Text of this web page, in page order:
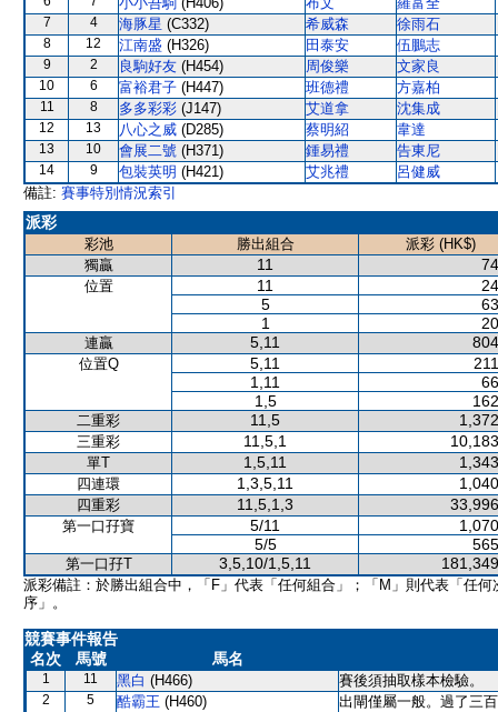
7 4 海豚星 (C332) 希威森 徐雨石
8 12 江南盛 (H326) 田泰安 伍鵬志
9 2 良駒好友 (H454) 周俊樂 文家良
10 6 富裕君子 (H447) 班德禮 方嘉柏
11 8 多多彩彩 (J147) 艾道拿 沈集成
12 13 八心之威 (D285) 蔡明紹 韋達
13 10 會展二號 (H371) 鍾易禮 告東尼
14 9 包裝英明 (H421) 艾兆禮
呂健威
備註: 賽事特別情況索引
派彩
彩池 勝出組合
派彩 (HK$)
獨贏
11
位置 11
5
1
連贏 5,11
位置Q 5,11
1,11
1,5
二重彩 11,5
三重彩 11,5,1
單T 1,5,11
四連環 1,3,5,11
四重彩 11,5,1,3
第一口孖寶 5/11
5/5
第一口孖T 3,5,10/1,5,11
派彩備註：於勝出組合中，「F」代表「任何組合」；「M」則代表「任何
序」。
競賽事件報告
名次
馬號 馬名
1 11 黑白 (H466) 賽後須抽取樣本檢驗。
2 5 酷霸王 (H460)
出閘僅屬一般。過了三